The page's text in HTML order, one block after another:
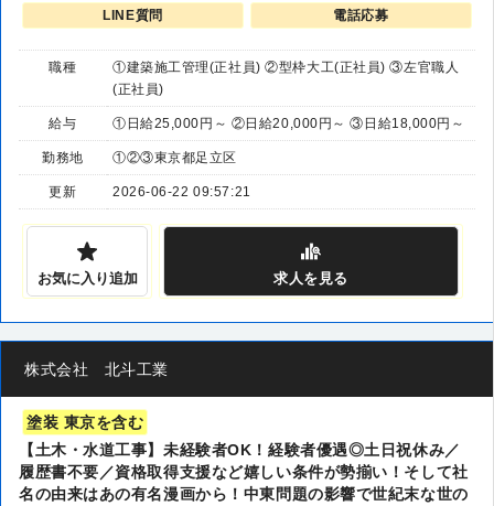
LINE質問 電話応募
職種
①建築施工管理(正社員) ②型枠大工(正社員) ③左官職人
(正社員)
給与 ①日給25,000円～ ②日給20,000円～ ③日給18,000円～
勤務地 ①②③東京都足立区
更新 2026-06-22 09:57:21
お気に入り追加 求人を見る
株式会社 北斗工業
塗装 東京を含む
【土木・水道工事】未経験者OK！経験者優遇◎土日祝休み／
履歴書不要／資格取得支援など嬉しい条件が勢揃い！そして社
名の由来はあの有名漫画から！中東問題の影響で世紀末な世の